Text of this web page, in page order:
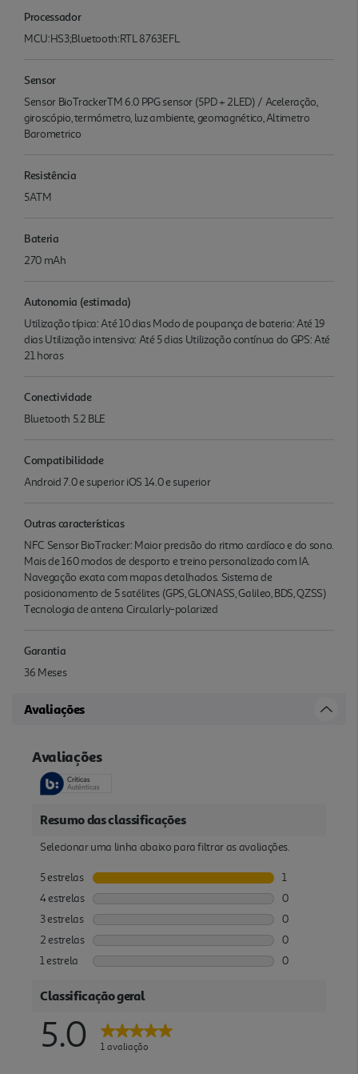
Processador
MCU:HS3;Bluetooth:RTL 8763EFL
Sensor
Sensor BioTrackerTM 6.0 PPG sensor (5PD + 2LED) / Aceleração,
giroscópio, termómetro, luz ambiente, geomagnético, Altimetro
Barometrico
Resistência
5ATM
Bateria
270 mAh
Autonomia (estimada)
Utilização típica: Até 10 dias Modo de poupança de bateria: Até 19
dias Utilização intensiva: Até 5 dias Utilização contínua do GPS: Até
21 horas
Conectividade
Bluetooth 5.2 BLE
Compatibilidade
Android 7.0 e superior iOS 14.0 e superior
Outras características
NFC Sensor BioTracker: Maior precisão do ritmo cardíaco e do sono.
Mais de 160 modos de desporto e treino personalizado com IA.
Navegação exata com mapas detalhados. Sistema de
posicionamento de 5 satélites (GPS, GLONASS, Galileo, BDS, QZSS)
Tecnologia de antena Circularly-polarized
Garantia
36 Meses
Avaliações